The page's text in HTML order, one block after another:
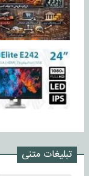
تبلیغات متنی